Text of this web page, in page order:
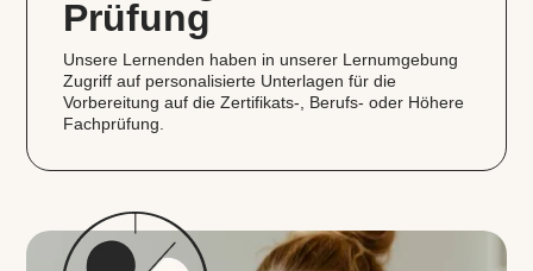
Prüfung
Unsere Lernenden haben in unserer Lernumgebung
Zugriff auf personalisierte Unterlagen für die
Vorbereitung auf die Zertifikats‑, Berufs- oder Höhere
Fachprüfung.